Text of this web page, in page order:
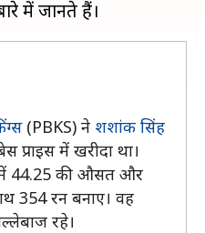
(PBKS) ने शशांक सिंह
में खरीदा था।
में 44.25 की औसत और
354 रन बनाए। वह
रहे।